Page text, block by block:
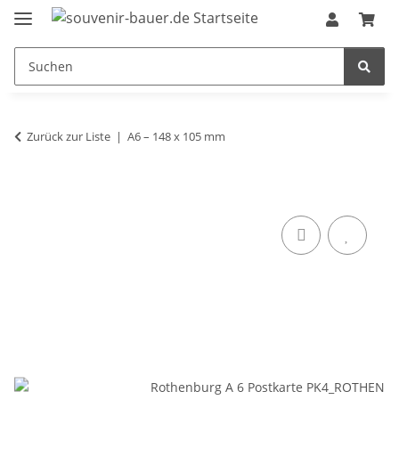
Zurück zur Liste A6 – 148 x 105 mm